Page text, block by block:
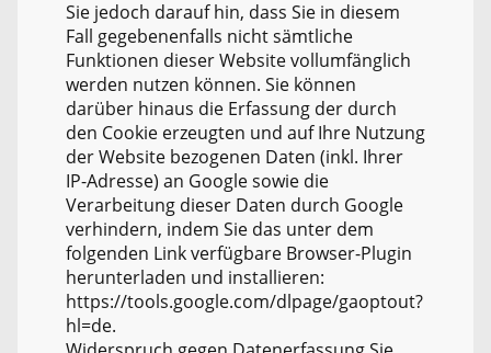
Sie jedoch darauf hin, dass Sie in diesem
Fall gegebenenfalls nicht sämtliche
Funktionen dieser Website vollumfänglich
werden nutzen können. Sie können
darüber hinaus die Erfassung der durch
den Cookie erzeugten und auf Ihre Nutzung
der Website bezogenen Daten (inkl. Ihrer
IP-Adresse) an Google sowie die
Verarbeitung dieser Daten durch Google
verhindern, indem Sie das unter dem
folgenden Link verfügbare Browser-Plugin
herunterladen und installieren:
https://tools.google.com/dlpage/gaoptout?
hl=de.